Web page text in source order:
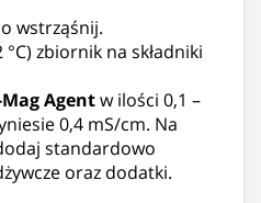
wstrząśnij.
zbiornik na składniki
Agentw ilości 0,1 –
0,4 mS/cm. Na
standardowo
oraz dodatki.